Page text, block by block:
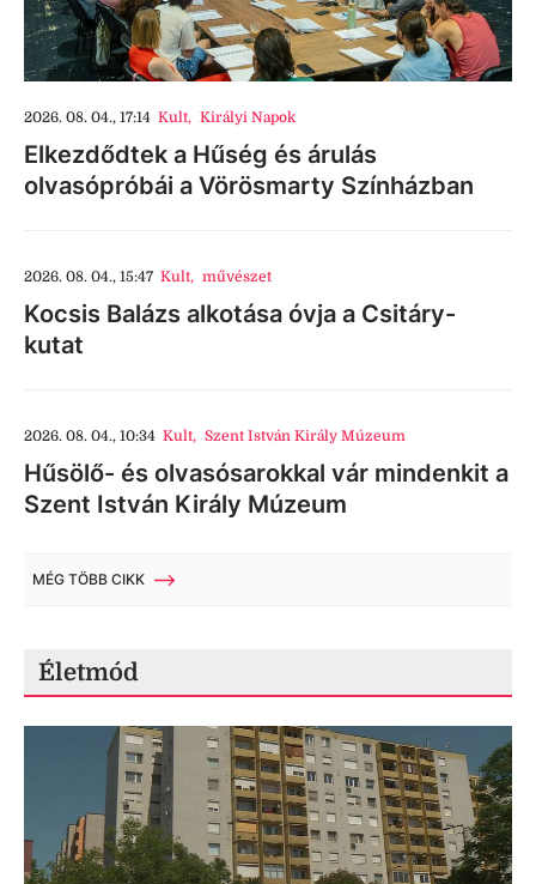
2026. 08. 04., 17:14 Kult, Királyi Napok
Elkezdődtek a Hűség és árulás
olvasópróbái a Vörösmarty Színházban
2026. 08. 04., 15:47 Kult, művészet
Kocsis Balázs alkotása óvja a Csitáry-
kutat
2026. 08. 04., 10:34 Kult, Szent István Király Múzeum
Hűsölő- és olvasósarokkal vár mindenkit a
Szent István Király Múzeum
MÉG TÖBB CIKK
Életmód